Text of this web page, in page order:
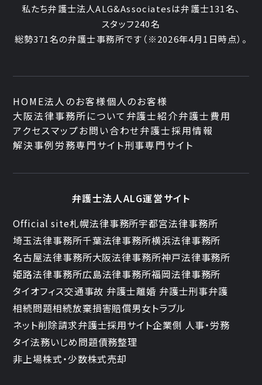
私たち弁護士法人ALG&Associatesは弁護士131名、
スタッフ240名
総勢371名の弁護士事務所です （※2026年4月1日時点）。
HOME法人のお客様個人のお客様
大阪法律事務所について 弁護士紹介弁護士費用
アクセスマップお問い合わせ弁護士採用情報
解決事例労務専門サイト刑事専門サイト
弁護士法人ALG運営サイト
Official site札幌法律事務所宇都宮法律事務所
埼玉法律事務所千葉法律事務所横浜法律事務所
名古屋法律事務所大阪法律事務所神戸法律事務所
姫路法律事務所広島法律事務所福岡法律事務所
タイオフィス交通事故 弁護士離婚 弁護士刑事弁護
相続問題相続放棄損害賠償男女トラブル
ネット削除請求弁護士採用サイト企業側 人事・労務
タイ法務いじめ問題債務整理
非上場株式・少数株式売却